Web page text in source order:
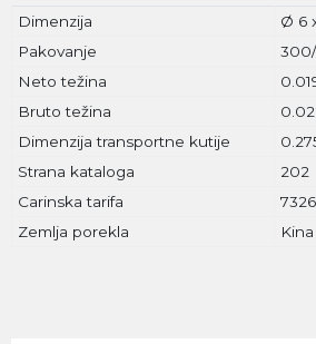
Dimenzija
Ø 6
Pakovanje
300/
Neto težina
Bruto težina
Dimenzija transportne kutije
Strana kataloga
202
Carinska tarifa
Zemlja porekla
Kina